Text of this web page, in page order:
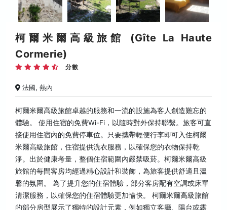
柯爾米爾高級旅館 (Gîte La Haute
Cormerie)
分數
法國, 熱內
柯爾米爾高級旅館卓越的服務和一流的設施為客人創造難忘的
體驗。 使用住宿的免費Wi-Fi，以隨時對外保持聯繫。旅客可直
接使用住宿內的免費停車位。只要攜帶輕便行李即可入住柯爾
米爾高級旅館，住宿提供洗衣服務，以確保您的衣物保持乾
淨。出於健康考量，整個住宿範圍內嚴禁吸菸。柯爾米爾高級
旅館的每間客房均經過精心設計和裝飾，為旅客提供舒適且溫
馨的氛圍。 為了提升您的住宿體驗，部分客房配有空調或床單
清潔服務，以確保您的住宿體驗更加愉快。 柯爾米爾高級旅館
的部分房型展示了獨特的設計元素，例如獨立客廳、陽台或露